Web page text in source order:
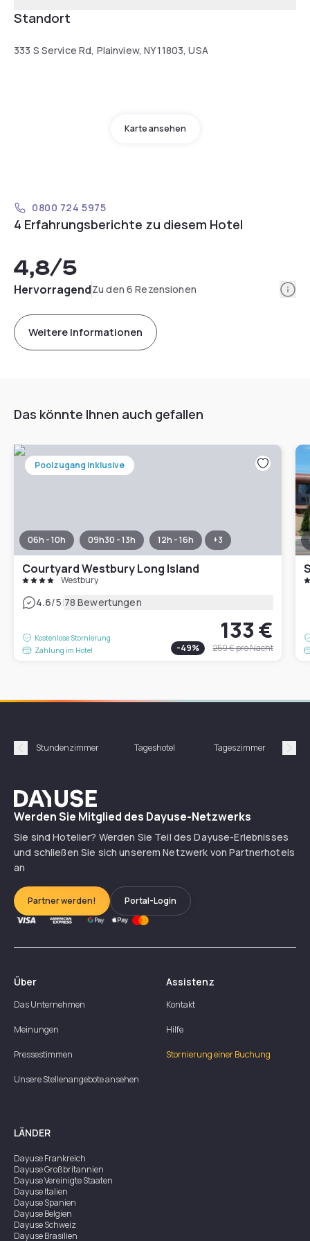
Standort
333 S Service Rd, Plainview, NY 11803, USA
Karte ansehen
0800 724 5975
4 Erfahrungsberichte zu diesem Hotel
4,8/5
HervorragendZu den 6 Rezensionen
Weitere Informationen
Das könnte Ihnen auch gefallen
Poolzugang inklusive
06h - 10h 09h30 - 13h 12h - 16h +3
Courtyard Westbury Long Island
Westbury
4.6/5|78 Bewertungen
Kostenlose Stornierung
Zahlung im Hotel
133 €
-49% 259 €pro Nacht
Précédent
Stundenzimmer Tageshotel Tageszimmer
Dayuse
Werden Sie Mitglied des Dayuse-Netzwerks
Sie sind Hotelier? Werden Sie Teil des Dayuse-Erlebnisses
und schließen Sie sich unserem Netzwerk von Partnerhotels
an
Partner werden! Portal-Login
Über
Das Unternehmen
Meinungen
Pressestimmen
Unsere Stellenangebote ansehen
Assistenz
Kontakt
Hilfe
Stornierung einer Buchung
LÄNDER
DayuseFrankreich
DayuseGroßbritannien
DayuseVereinigte Staaten
DayuseItalien
DayuseSpanien
DayuseBelgien
DayuseSchweiz
DayuseBrasilien